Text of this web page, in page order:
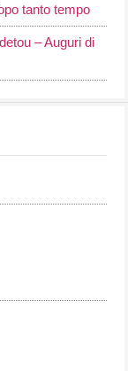
tanto tempo
– Auguri di